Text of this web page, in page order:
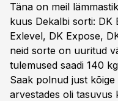
Täna on meil
kuus Dekalbi sorti: DK
Exlevel, DK Expose,
neid sorte on uuritud
tulemused saadi 140
Saak polnud just
arvestades oli tasuvus